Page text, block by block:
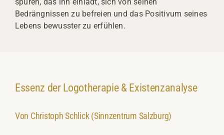
Bedrängnissen zu befreien und das Positivum seines
Lebens bewusster zu erfühlen.
Essenz der Logotherapie & Existenzanalyse
Von Christoph Schlick (Sinnzentrum Salzburg)